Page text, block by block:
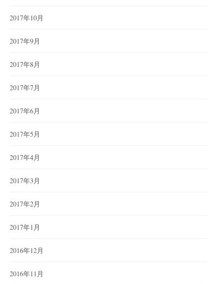
2017年10月
2017年9月
2017年8月
2017年7月
2017年6月
2017年5月
2017年4月
2017年3月
2017年2月
2017年1月
2016年12月
2016年11月